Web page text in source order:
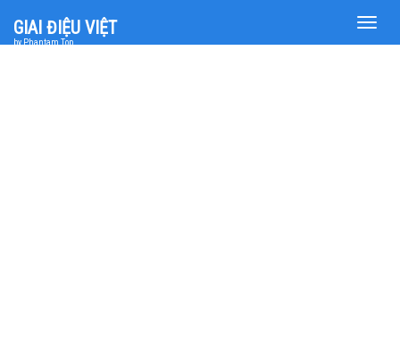
Toggle
GIAI ĐIỆU VIỆT
by Phantam Top